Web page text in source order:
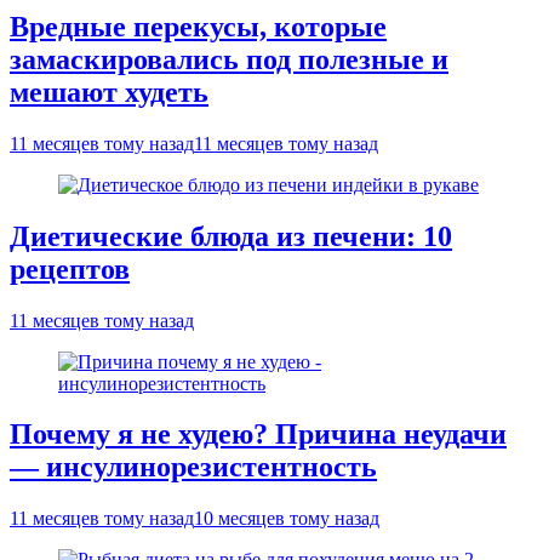
Вредные перекусы, которые
замаскировались под полезные и
мешают худеть
11 месяцев тому назад11 месяцев тому назад
Диетические блюда из печени: 10
рецептов
11 месяцев тому назад
Почему я не худею? Причина неудачи
— инсулинорезистентность
11 месяцев тому назад10 месяцев тому назад